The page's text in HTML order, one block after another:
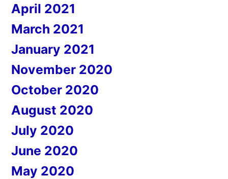
April 2021
March 2021
January 2021
November 2020
October 2020
August 2020
July 2020
June 2020
May 2020